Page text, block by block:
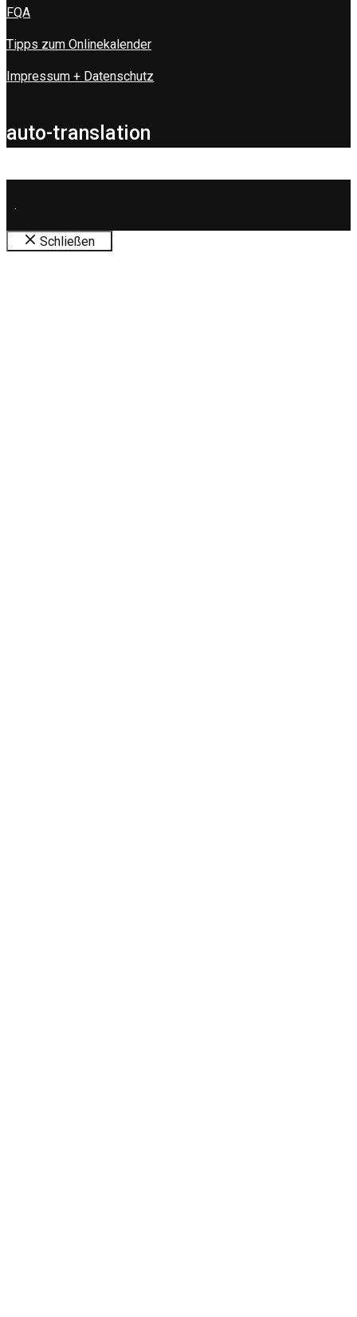
FQA
Tipps zum Onlinekalender
Impressum + Datenschutz
auto-translation
.
Schließen